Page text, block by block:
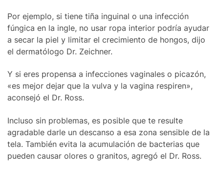
Por ejemplo, si tiene tiña inguinal o una infección
fúngica en la ingle, no usar ropa interior podría ayudar
a secar la piel y limitar el crecimiento de hongos, dijo
el dermatólogo Dr. Zeichner.
Y si eres propensa a infecciones vaginales o picazón,
«es mejor dejar que la vulva y la vagina respiren»,
aconsejó el Dr. Ross.
Incluso sin problemas, es posible que te resulte
agradable darle un descanso a esa zona sensible de la
tela. También evita la acumulación de bacterias que
pueden causar olores o granitos, agregó el Dr. Ross.